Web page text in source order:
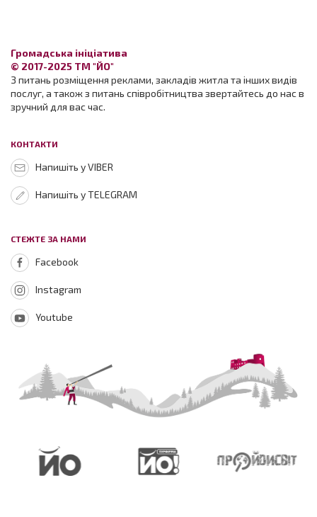
Громадська ініціатива
© 2017-2025 ТМ "ЙО"
З питань розміщення реклами, закладів житла та інших видів
послуг, а також з питань співробітництва звертайтесь до нас в
зручний для вас час.
КОНТАКТИ
Напишіть у VIBER
Напишіть у TELEGRAM
СТЕЖТЕ ЗА НАМИ
Facebook
Instagram
Youtube